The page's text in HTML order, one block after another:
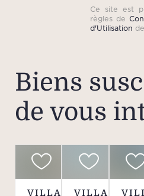
Ce site est
règles de
d'Utilisation
Biens
de vous
VILLA
VILLA